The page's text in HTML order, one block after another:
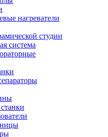
нагреватели
студии
система